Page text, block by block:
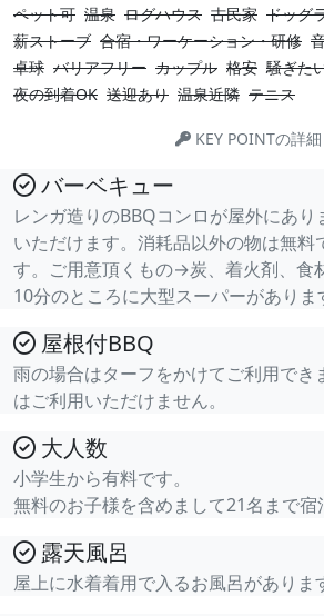
ペット可 温泉 ログハウス 古民家 ドッグ
薪ストーブ 合宿・ワーケーション・研修
卓球 バリアフリー カップル 格安 騒ぎた
夜の到着OK 送迎あり 温泉近隣 テニス
KEY POINTの詳細
バーベキュー
レンガ造りのBBQコンロが屋外にあり
いただけます。消耗品以外の物は無料
す。ご用意頂くもの→炭、着火剤、食
10分のところに大型スーパーがありま
屋根付BBQ
雨の場合はターフをかけてご利用でき
はご利用いただけません。
大人数
小学生から有料です。
無料のお子様を含めまして21名まで宿
露天風呂
屋上に水着着用で入るお風呂がありま